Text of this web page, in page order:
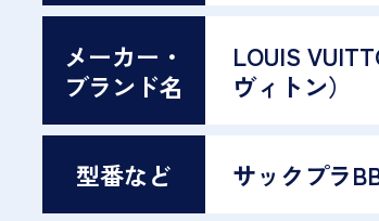
メーカー・
ブランド名
LOUIS
ヴィトン）
型番など サックプラ